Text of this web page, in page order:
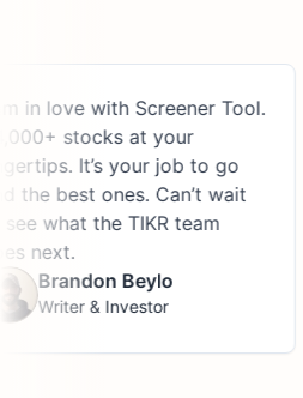
with Screener Tool.
stocks at your
It’s your job to go
ones. Can’t wait
the TIKR team
Beylo
& Investor